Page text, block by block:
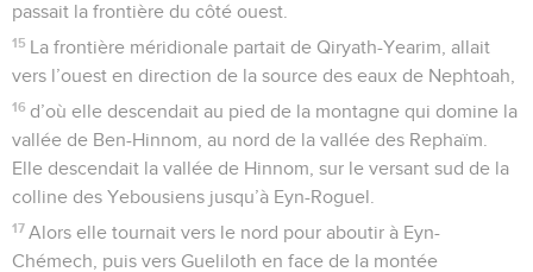
passait la frontière du côté ouest.
15 La frontière méridionale partait de Qiryath-Yearim, allait
vers l’ouest en direction de la source des eaux de Nephtoah,
16 d’où elle descendait au pied de la montagne qui domine la
vallée de Ben-Hinnom, au nord de la vallée des Rephaïm.
Elle descendait la vallée de Hinnom, sur le versant sud de la
colline des Yebousiens jusqu’à Eyn-Roguel.
17 Alors elle tournait vers le nord pour aboutir à Eyn-
Chémech, puis vers Gueliloth en face de la montée